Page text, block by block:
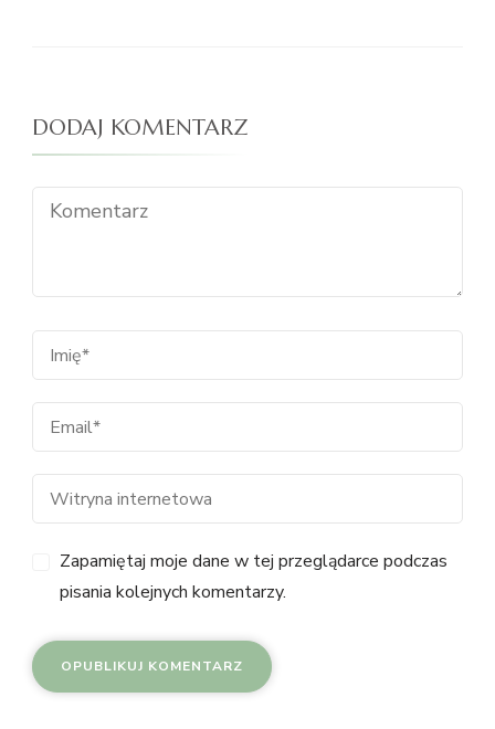
DODAJ KOMENTARZ
Zapamiętaj moje dane w tej przeglądarce podczas
pisania kolejnych komentarzy.